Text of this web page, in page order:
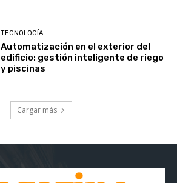
TECNOLOGÍA
Automatización en el exterior del
edificio: gestión inteligente de riego
y piscinas
Cargar más